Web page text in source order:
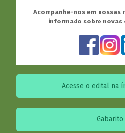
Acompanhe-nos em nossas
informado sobre novas
Acesse o edital na
Gabarito